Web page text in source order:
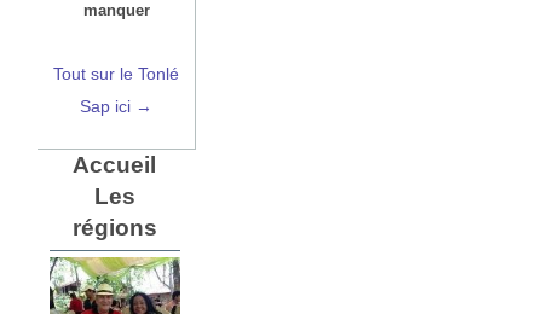
manquer
Tout sur le Tonlé
Sap ici →
Accueil
Les
régions